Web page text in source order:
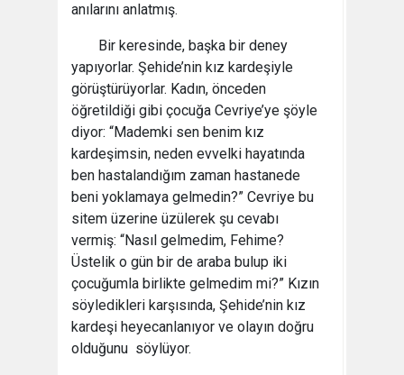
anılarını anlatmış.
Bir keresinde, başka bir deney
yapıyorlar. Şehide’nin kız kardeşiyle
görüştürüyorlar. Kadın, önceden
öğretildiği gibi çocuğa Cevriye’ye şöyle
diyor: “Mademki sen benim kız
kardeşimsin, neden evvelki hayatında
ben hastalandığım zaman hastanede
beni yoklamaya gelmedin?” Cevriye bu
sitem üzerine üzülerek şu cevabı
vermiş: “Nasıl gelmedim, Fehime?
Üstelik o gün bir de araba bulup iki
çocuğumla birlikte gelmedim mi?” Kızın
söyledikleri karşısında, Şehide’nin kız
kardeşi heyecanlanıyor ve olayın doğru
olduğunu söylüyor.